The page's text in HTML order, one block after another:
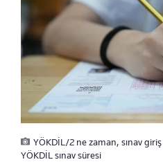
YÖKDİL/2 ne zaman, sınav giriş
YÖKDİL sınav süresi